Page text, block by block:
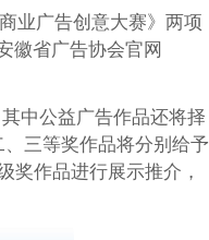
业广告创意大赛》两项
徽省广告协会官网
其中公益广告作品还将择
三等奖作品将分别给予
奖作品进行展示推介，